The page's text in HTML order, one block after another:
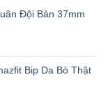
Đội Bản 37mm
VND.
Bip Da Bò Thật